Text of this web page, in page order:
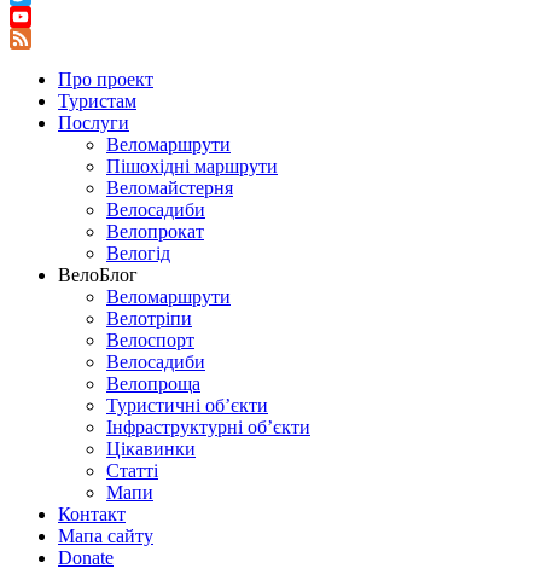
Twitter
YouTube
Про проект
Туристам
Послуги
Веломаршрути
Пішохідні маршрути
Веломайстерня
Велосадиби
Велопрокат
Велогід
ВелоБлог
Веломаршрути
Велотріпи
Велоспорт
Велосадиби
Велопроща
Туристичні об’єкти
Інфраструктурні об’єкти
Цікавинки
Статті
Мапи
Контакт
Мапа сайту
Donate